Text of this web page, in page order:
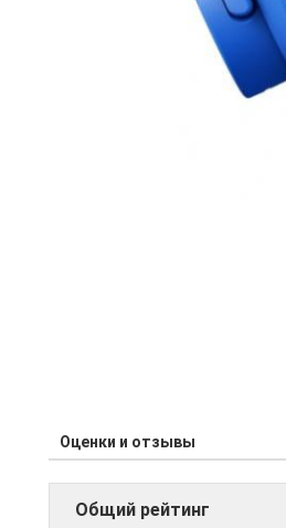
Оценки и отзывы
Общий рейтинг